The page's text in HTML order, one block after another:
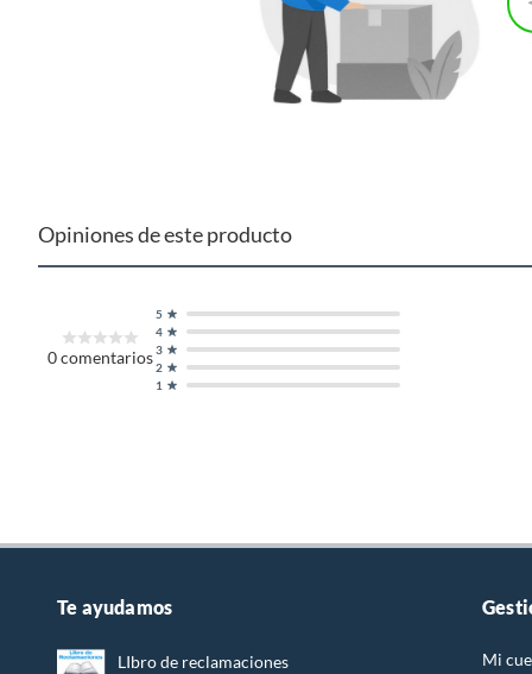
Opiniones de este producto
0comentarios
1
2
3
4
5
Te ayudamos
LIbro de reclamaciones
Mi